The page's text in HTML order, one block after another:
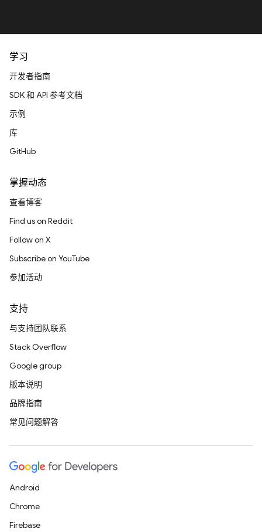
学习
开发者指南
SDK 和 API 参考文档
示例
库
GitHub
掌握动态
查看博客
Find us on Reddit
Follow on X
Subscribe on YouTube
参加活动
支持
与支持团队联系
Stack Overflow
Google group
版本说明
品牌指南
常见问题解答
Android
Chrome
Firebase